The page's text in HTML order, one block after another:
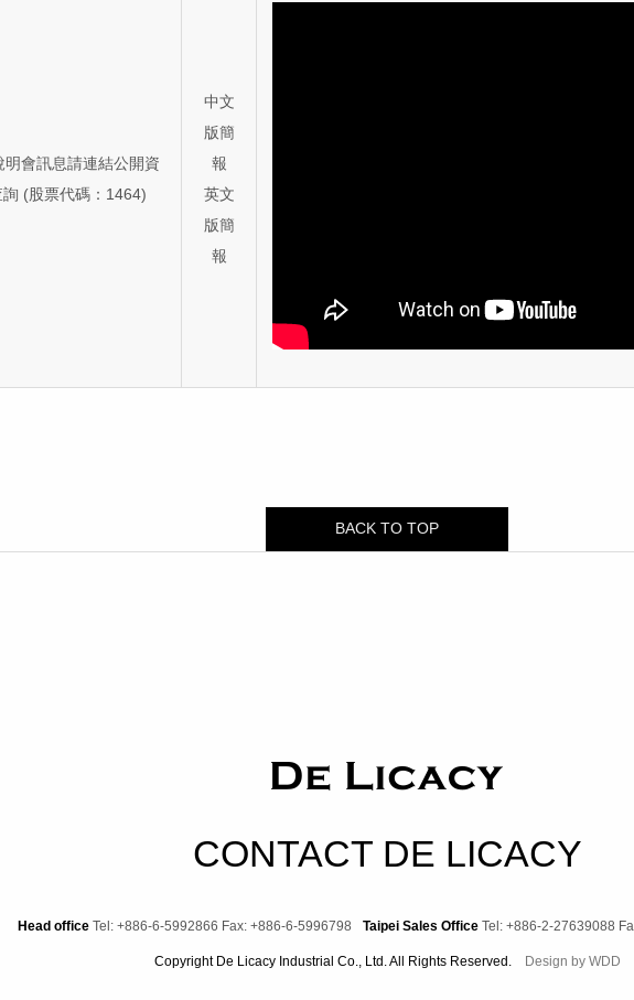
明會訊息請連結公開資
(股票代碼：1464)
中文
版簡
報
英文
版簡
報
BACK TO TOP
CONTACT DE LICACY
Head office Tel: +886-6-5992866 Fax: +886-6-5996798 Taipei Sales Office Tel: +886-2-27639088
Copyright De Licacy Industrial Co., Ltd. All Rights Reserved. Design by WDD